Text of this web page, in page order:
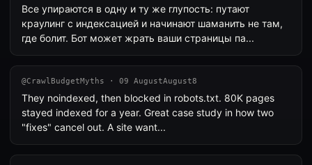
Все упираются в одну и ту же глупость: путают
краулинг с индексацией и начинают шаманить не там,
где болит. Бот может жрать ваши страницы па...
@CrawlBudgetMyths · 09 AugustAugust8
They noindexed, then blocked in robots.txt. 80K pages
stayed indexed for a year. Great case study in how two
"fixes" cancel out. A site want...